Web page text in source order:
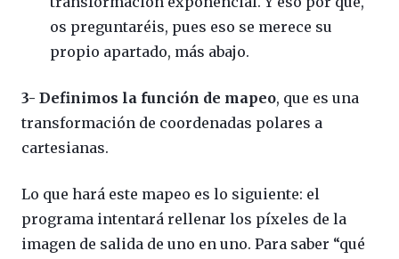
os preguntaréis, pues eso se merece su
propio apartado, más abajo.
3- Definimos la función de mapeo, que es una
transformación de coordenadas polares a
cartesianas.
Lo que hará este mapeo es lo siguiente: el
programa intentará rellenar los píxeles de la
imagen de salida de uno en uno. Para saber “qué